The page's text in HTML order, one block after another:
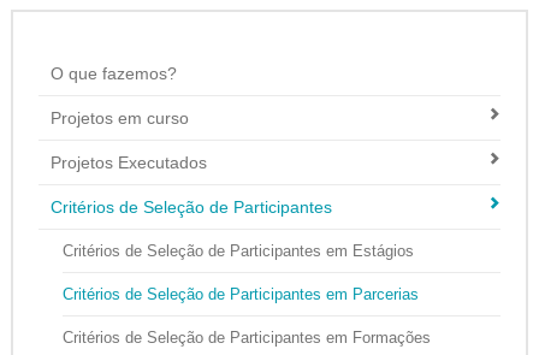
O que fazemos?
Projetos em curso
Projetos Executados
Critérios de Seleção de Participantes
Critérios de Seleção de Participantes em Estágios
Critérios de Seleção de Participantes em Parcerias
Critérios de Seleção de Participantes em Formações